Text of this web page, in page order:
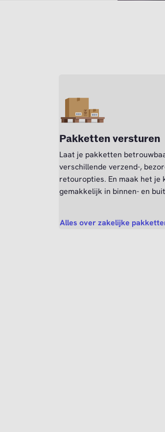
Pakketten versturen
Laat je pakketten
verschillende verzend-,
retouropties. En maak het je
gemakkelijk in binnen- en
Alles over zakelijke